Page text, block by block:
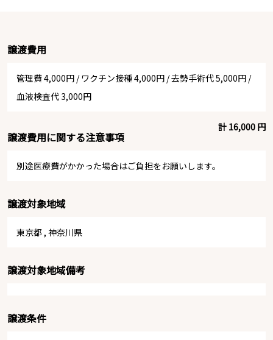
譲渡費用
管理費 4,000円 / ワクチン接種 4,000円 /去勢手術代 5,000円 /
血液検査代 3,000円
計 16,000 円
譲渡費用に関する注意事項
別途医療費がかかった場合はご負担をお願いします。
譲渡対象地域
東京都 , 神奈川県
譲渡対象地域備考
譲渡条件